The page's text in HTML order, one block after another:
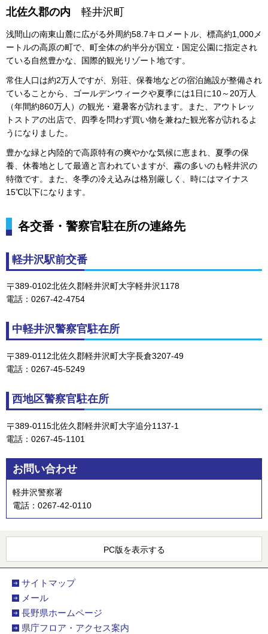
北佐久郡の内 軽井沢町
浅間山の南東山麓に広がる外周約58.7キロメートル、標高約1,000メ
ートルの高原の町で、町全体の約半分が国立・国定公園に指定され
ている自然豊かな、国際的観光リゾート地です。
常住人口は約2万人ですが、別荘、保養地などの宿泊施設が整備され
ていることから、ゴールデンウィークや夏季には1日に10～20万人
（年間約860万人）の観光・避暑客が訪れます。また、アウトレッ
トストアの出店で、四季を問わず買い物を兼ねた観光客が訪れるよ
うになりました。
豊かな緑と内陸的で高原特有の爽やかな気候に恵まれ、夏季の保
養、休養地として最適と言われていますが、霧の多いのも軽井沢の
特徴です。また、冬季の冷え込みは格別厳しく、時にはマイナス
15℃以下になります。
各交番・警察官駐在所の連絡先
軽井沢駅前交番
389-0102北佐久郡軽井沢町大字軽井沢1178
電話：0267-42-4754
中軽井沢警察官駐在所
389-0112北佐久郡軽井沢町大字長倉3207-49
電話：0267-45-5249
西地区警察官駐在所
389-0115北佐久郡軽井沢町大字追分1137-1
電話：0267-45-1101
お問い合わせ
軽井沢警察署
電話：0267-42-0110
PC版を表示する
サイトマップ
メール
長野県ホームページ
県庁フロア・アクセス案内